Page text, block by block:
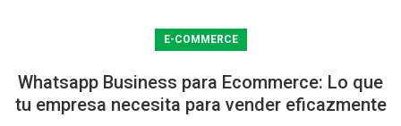
E-COMMERCE
Whatsapp Business para Ecommerce: Lo que
tu empresa necesita para vender eficazmente